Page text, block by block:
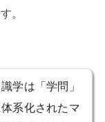
。
学は「学問」
系化されたマ